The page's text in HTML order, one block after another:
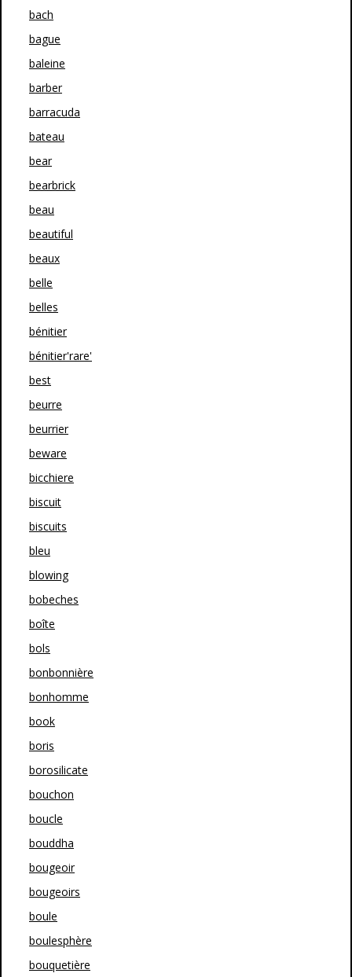
bach
bague
baleine
barber
barracuda
bateau
bear
bearbrick
beau
beautiful
beaux
belle
belles
bénitier
bénitier'rare'
best
beurre
beurrier
beware
bicchiere
biscuit
biscuits
bleu
blowing
bobeches
boîte
bols
bonbonnière
bonhomme
book
boris
borosilicate
bouchon
boucle
bouddha
bougeoir
bougeoirs
boule
boulesphère
bouquetière